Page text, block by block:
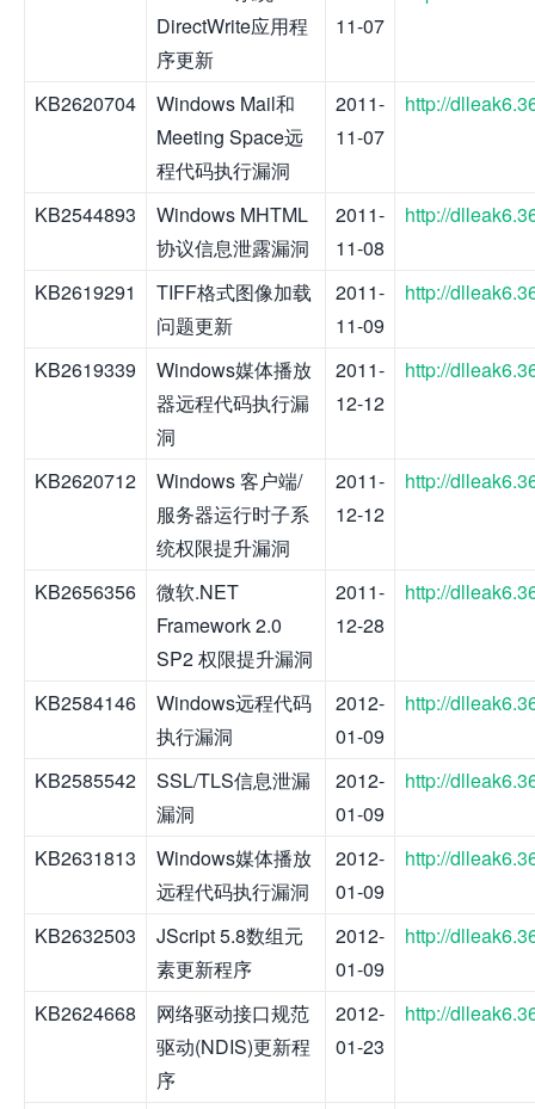
DirectWrite应用程
序更新
11-07
KB2620704
Windows Mail和
Meeting Space远
程代码执行漏洞
2011-
11-07
http://
KB2544893
Windows MHTML
协议信息泄露漏洞
2011-
11-08
http://
KB2619291
TIFF格式图像加载
问题更新
2011-
11-09
http://
KB2619339
Windows媒体播放
器远程代码执行漏
洞
2011-
12-12
http://
KB2620712
Windows 客户端/
服务器运行时子系
统权限提升漏洞
2011-
12-12
http://
KB2656356
微软.NET
Framework 2.0
SP2 权限提升漏洞
2011-
12-28
http://
KB2584146
Windows远程代码
执行漏洞
2012-
01-09
http://
KB2585542
SSL/TLS信息泄漏
漏洞
2012-
01-09
http://
KB2631813
Windows媒体播放
远程代码执行漏洞
2012-
01-09
http://
KB2632503
JScript 5.8数组元
素更新程序
2012-
01-09
http://
KB2624668
网络驱动接口规范
驱动(NDIS)更新程
序
2012-
01-23
http://